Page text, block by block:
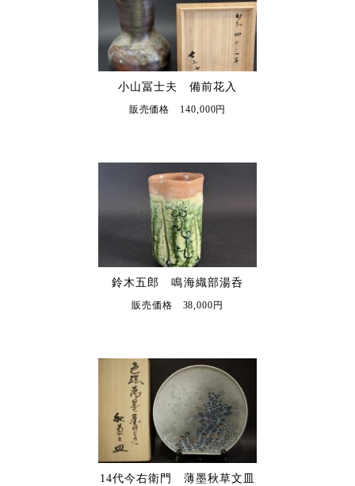
小山冨士夫 備前花入
販売価格 140,000円
鈴木五郎 鳴海織部湯呑
販売価格 38,000円
14代今右衛門 薄墨秋草文皿